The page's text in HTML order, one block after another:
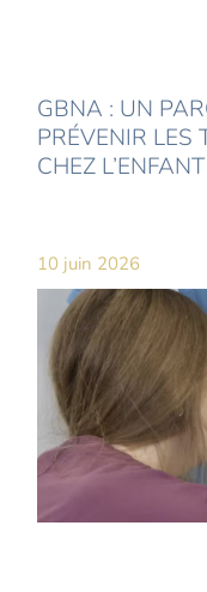
GBNA : UN
PRÉVENIR LES
CHEZ L’ENFANT
10 juin 2026